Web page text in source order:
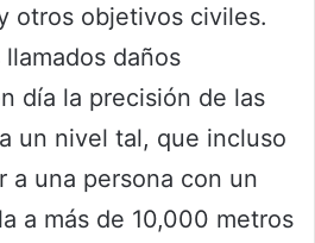
otros objetivos civiles.
daños
día la precisión de las
un nivel tal, que incluso
a una persona con un
a más de 10,000 metros